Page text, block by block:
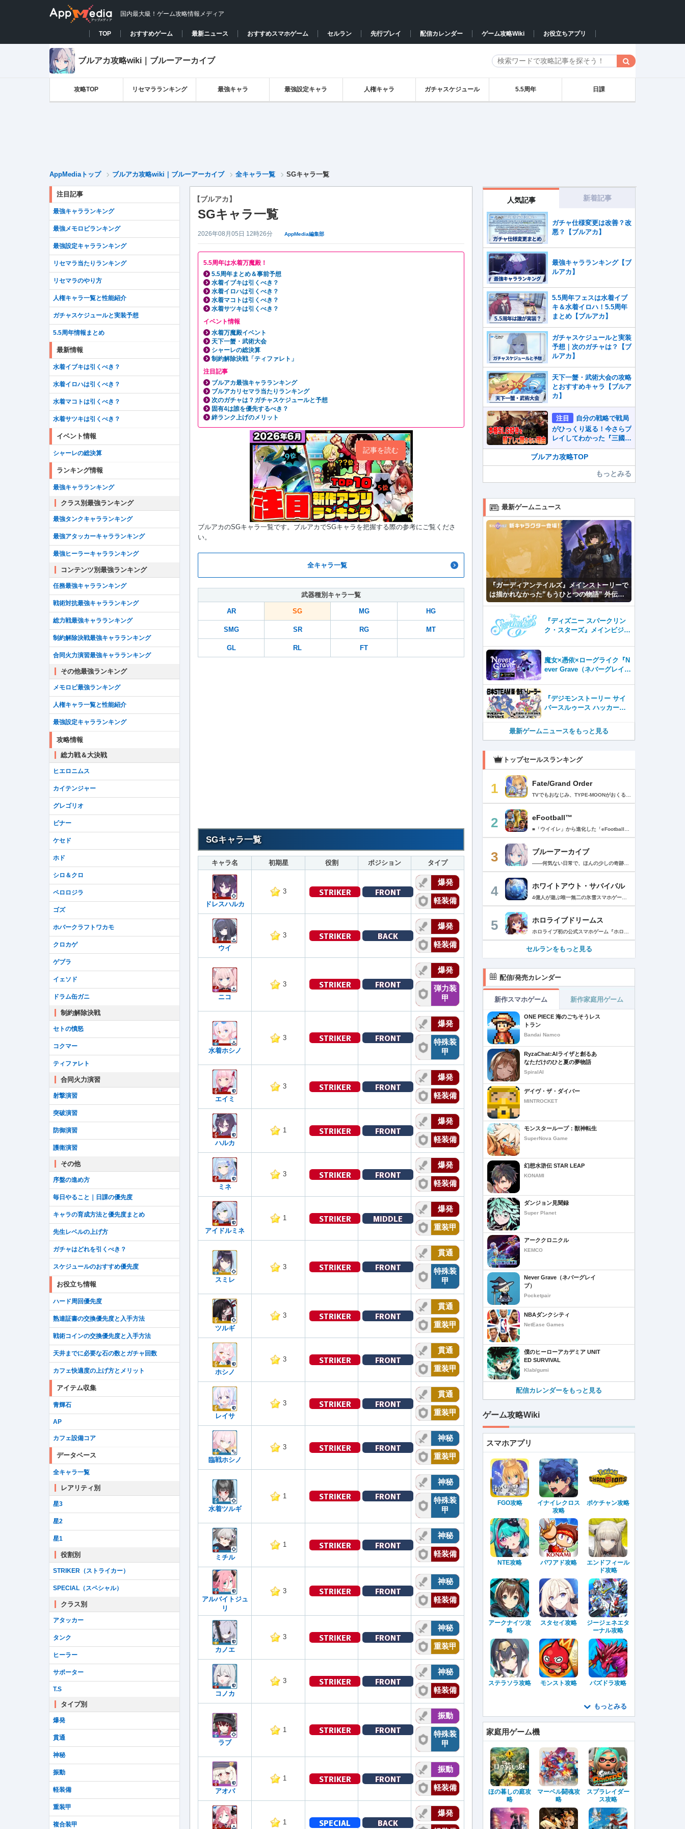
国内最大級！ゲーム攻略情報メディア
TOP おすすめゲーム 最新ニュース おすすめスマホゲーム セルラン 先行プレイ 配信カレンダー ゲーム攻略Wiki お役立ちアプリ
ブルアカ攻略wiki｜ブルーアーカイブ
攻略TOP リセマラランキング 最強キャラ 最強設定キャラ 人権キャラ ガチャスケジュール 5.5周年 日課
AppMediaトップ ブルアカ攻略wiki｜ブルーアーカイブ 全キャラ一覧 SGキャラ一覧
【ブルアカ】
SGキャラ一覧
2026年08月05日 12時26分 AppMedia編集部
5.5周年は水着万魔殿！
5.5周年まとめ＆事前予想
水着イブキは引くべき？
水着イロハは引くべき？
水着マコトは引くべき？
水着サツキは引くべき？
イベント情報
水着万魔殿イベント
天下一蟹・武術大会
シャーレの総決算
制約解除決戦「ティファレト」
注目記事
ブルアカ最強キャラランキング
ブルアカリセマラ当たりランキング
次のガチャは？ガチャスケジュールと予想
固有4は誰を優先するべき？
絆ランク上げのメリット
記事を読む
ブルアカのSGキャラ一覧です。ブルアカでSGキャラを把握する際の参考にご覧くださ
い。
全キャラ一覧
武器種別キャラ一覧
AR SG MG HG
SMG SR RG MT
GL RL FT
SGキャラ一覧
キャラ名 初期星 役割 ポジション タイプ
ドレスハルカ
3 STRIKER FRONT
爆発
軽装備
ウイ
3 STRIKER BACK
爆発
軽装備
ニコ
3 STRIKER FRONT
爆発
弾力装
甲
水着ホシノ
3 STRIKER FRONT
爆発
特殊装
甲
エイミ
3 STRIKER FRONT
爆発
軽装備
ハルカ
1 STRIKER FRONT
爆発
軽装備
ミネ
3 STRIKER FRONT
爆発
軽装備
アイドルミネ
1 STRIKER MIDDLE
爆発
重装甲
スミレ
3 STRIKER FRONT
貫通
特殊装
甲
ツルギ
3 STRIKER FRONT
貫通
重装甲
ホシノ
3 STRIKER FRONT
貫通
重装甲
レイサ
3 STRIKER FRONT
貫通
重装甲
臨戦ホシノ
3 STRIKER FRONT
神秘
重装甲
水着ツルギ
1 STRIKER FRONT
神秘
特殊装
甲
ミチル
1 STRIKER FRONT
神秘
軽装備
アルバイトジュ
リ
3 STRIKER FRONT
神秘
軽装備
カノエ
3 STRIKER FRONT
神秘
重装甲
コノカ
3 STRIKER FRONT
神秘
軽装備
ラブ
1 STRIKER FRONT
振動
特殊装
甲
アオバ
1 STRIKER FRONT
振動
軽装備
1 SPECIAL BACK
爆発
注目記事
最強キャラランキング
最強メモロビランキング
最強設定キャラランキング
リセマラ当たりランキング
リセマラのやり方
人権キャラ一覧と性能紹介
ガチャスケジュールと実装予想
5.5周年情報まとめ
最新情報
水着イブキは引くべき？
水着イロハは引くべき？
水着マコトは引くべき？
水着サツキは引くべき？
イベント情報
シャーレの総決算
ランキング情報
最強キャラランキング
クラス別最強ランキング
最強タンクキャラランキング
最強アタッカーキャラランキング
最強ヒーラーキャラランキング
コンテンツ別最強ランキング
任務最強キャラランキング
戦術対抗最強キャラランキング
総力戦最強キャラランキング
制約解除決戦最強キャラランキング
合同火力演習最強キャラランキング
その他最強ランキング
メモロビ最強ランキング
人権キャラ一覧と性能紹介
最強設定キャラランキング
攻略情報
総力戦＆大決戦
ヒエロニムス
カイテンジャー
グレゴリオ
ビナー
ケセド
ホド
シロ＆クロ
ペロロジラ
ゴズ
ホバークラフトワカモ
クロカゲ
ゲブラ
イェソド
ドラム缶ガニ
制約解除決戦
セトの憤怒
コクマー
ティファレト
合同火力演習
射撃演習
突破演習
防御演習
護衛演習
その他
序盤の進め方
毎日やること｜日課の優先度
キャラの育成方法と優先度まとめ
先生レベルの上げ方
ガチャはどれを引くべき？
スケジュールのおすすめ優先度
お役立ち情報
ハード周回優先度
熟達証書の交換優先度と入手方法
戦術コインの交換優先度と入手方法
天井までに必要な石の数とガチャ回数
カフェ快適度の上げ方とメリット
アイテム収集
青輝石
AP
カフェ設備コア
データベース
全キャラ一覧
レアリティ別
星3
星2
星1
役割別
STRIKER（ストライカー）
SPECIAL（スペシャル）
クラス別
アタッカー
タンク
ヒーラー
サポーター
T.S
タイプ別
爆発
貫通
神秘
振動
軽装備
重装甲
複合装甲
人気記事 新着記事
ガチャ仕様変更は改善？改
悪？【ブルアカ】
最強キャラランキング【ブ
ルアカ】
5.5周年フェスは水着イブ
キ＆水着イロハ！5.5周年
まとめ【ブルアカ】
ガチャスケジュールと実装
予想｜次のガチャは？【ブ
ルアカ】
天下一蟹・武術大会の攻略
とおすすめキャラ【ブルア
カ】
注目
自分の戦略で戦局
がひっくり返る！今さらプ
レイしてわかった『三國志
真戦』が本格SLG好きを
魅了して離さないワケ
ブルアカ攻略TOP
もっとみる
最新ゲームニュース
『ガーディアンテイルズ』メインストーリーで
は描かれなかった”もうひとつの物語” 外伝
「応答せよ！カンタベリー」公開！
『ディズニー スパークリン
ク・スターズ』メインビジュ
始！
魔女×憑依×ローグライク『N
ever Grave（ネバーグレイ
始！お手頃価格の780円！
『デジモンストーリー サイ
バースルゥース ハッカーズ
最新ゲームニュースをもっと見る
トップセールスランキング
1 Fate/Grand Order
2 eFootball™
3 ブルーアーカイブ
4 ホワイトアウト・サバイバル
5 ホロライブドリームス
セルランをもっと見る
配信/発売カレンダー
新作スマホゲーム 新作家庭用ゲーム
ONE PIECE 海のごちそうレス
トラン
Bandai Namco
RyzaChat:AIライザと創るあ
なただけのひと夏の夢物語
SpiralAI
デイヴ・ザ・ダイバー
MINTROCKET
モンスターループ：獣神転生
SuperNova Game
幻想水滸伝 STAR LEAP
KONAMI
ダンジョン見聞録
Super Planet
アーククロニクル
KEMCO
Never Grave（ネバーグレイ
ブ）
Pocketpair
NBAダンクシティ
NetEase Games
僕のヒーローアカデミア UNIT
ED SURVIVAL
Klab/gumi
配信カレンダーをもっと見る
ゲーム攻略Wiki
スマホアプリ
FGO攻略
イナイレクロス
攻略
ポケチャン攻略
NTE攻略 パワアド攻略
エンドフィール
ド攻略
アークナイツ攻
略
スタセイ攻略
ジージェネエタ
ーナル攻略
ステラソラ攻略 モンスト攻略 パズドラ攻略
もっとみる
家庭用ゲーム機
ほの暮しの庭攻
略
マーベル闘魂攻
略
スプラレイダー
ス攻略